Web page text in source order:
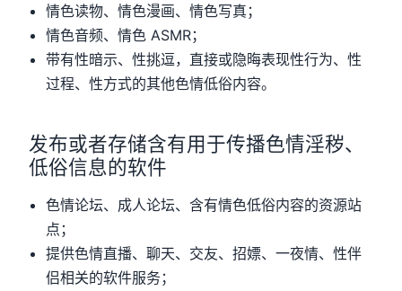
情色读物、情色漫画、情色写真；
情色音频、情色 ASMR；
带有性暗示、性挑逗，直接或隐晦表现性行为、性
过程、性方式的其他色情低俗内容。
发布或者存储含有用于传播色情淫秽、
低俗信息的软件
色情论坛、成人论坛、含有情色低俗内容的资源站
点；
提供色情直播、聊天、交友、招嫖、一夜情、性伴
侣相关的软件服务；